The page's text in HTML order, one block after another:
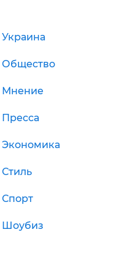
Украина
Общество
Мнение
Пресса
Экономика
Стиль
Спорт
Шоубиз